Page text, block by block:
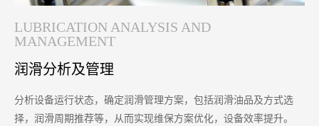
LUBRICATION ANALYSIS AND
MANAGEMENT
润滑分析及管理
分析设备运行状态，确定润滑管理方案，包括润滑油品及方式选
择，润滑周期推荐等，从而实现维保方案优化，设备效率提升。